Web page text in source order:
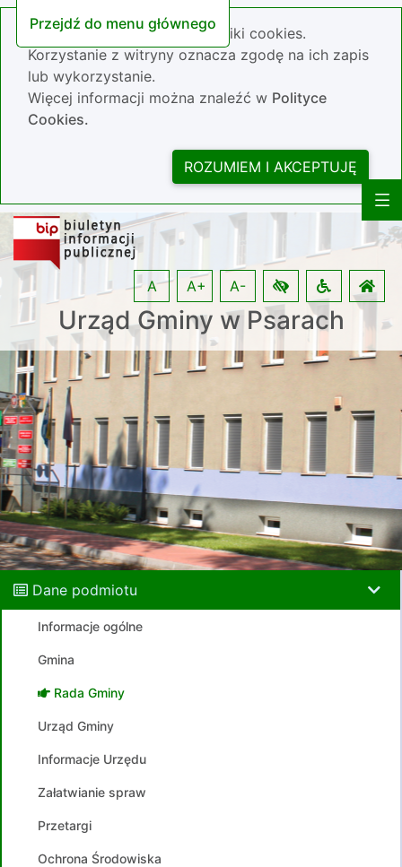
Przejdź do menu głównego
Nasza strona wykorzystuje pliki cookies.
Korzystanie z witryny oznacza zgodę na ich zapis
lub wykorzystanie.
Więcej informacji można znaleźć w Polityce
Cookies.
ROZUMIEM I AKCEPTUJĘ
Urząd Gminy w Psarach
A A+ A-
Dane podmiotu
Informacje ogólne
Gmina
Rada Gminy
Urząd Gminy
Informacje Urzędu
Załatwianie spraw
Przetargi
Ochrona Środowiska